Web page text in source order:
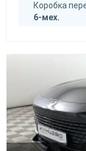
Коробка
6-мех.